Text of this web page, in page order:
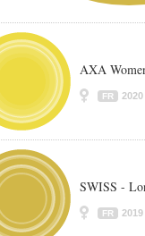
AXA
FR 2020
SWISS -
FR 2019